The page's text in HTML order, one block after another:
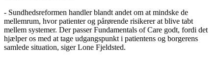
- Sundhedsreformen handler blandt andet om at mindske de
mellemrum, hvor patienter og pårørende risikerer at blive tabt
mellem systemer. Der passer Fundamentals of Care godt, fordi det
hjælper os med at tage udgangspunkt i patientens og borgerens
samlede situation, siger Lone Fjeldsted.